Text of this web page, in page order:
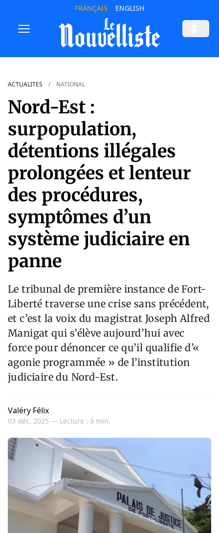
FRANÇAIS ENGLISH
ACTUALITES NATIONAL
Nord-Est :
surpopulation,
détentions illégales
prolongées et lenteur
des procédures,
symptômes d’un
système judiciaire en
panne
Le tribunal de première instance de Fort-
Liberté traverse une crise sans précédent,
et c’est la voix du magistrat Joseph Alfred
Manigat qui s’élève aujourd’hui avec
force pour dénoncer ce qu’il qualifie d’«
agonie programmée » de l’institution
judiciaire du Nord-Est.
Valéry Félix
03 déc. 2025 — Lecture : 3 min.